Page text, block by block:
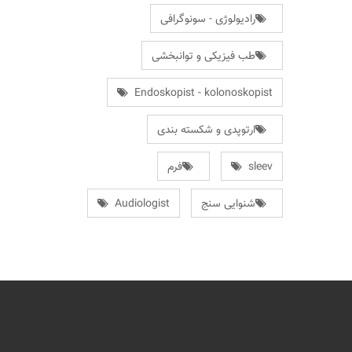
رادیولوژی - سونوگرافی
طب فیزیکی و توانبخشی
Endoskopist - kolonoskopist
ارتوپدی و شکسته بندی
sleev فرم
شنوایی سنج Audiologist